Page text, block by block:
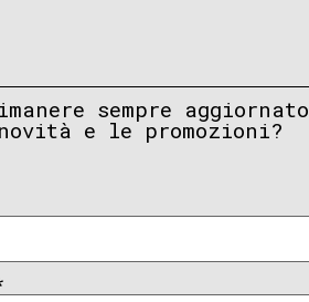
sempre aggiornato
e le promozioni?